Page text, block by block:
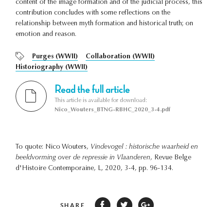
content of the image formation and of the judicial process, this
contribution concludes with some reflections on the
relationship between myth formation and historical truth; on
emotion and reason.
Purges (WWII)
Collaboration (WWII)
Historiography (WWII)
Read the full article
This article is available for download:
Nico_Wouters_BTNG-RBHC_2020_3-4.pdf
To quote: Nico Wouters, Vindevogel : historische waarheid en
beeldvorming over de repressie in Vlaanderen, Revue Belge
d'Histoire Contemporaine, L, 2020, 3-4, pp. 96-134.
SHARE